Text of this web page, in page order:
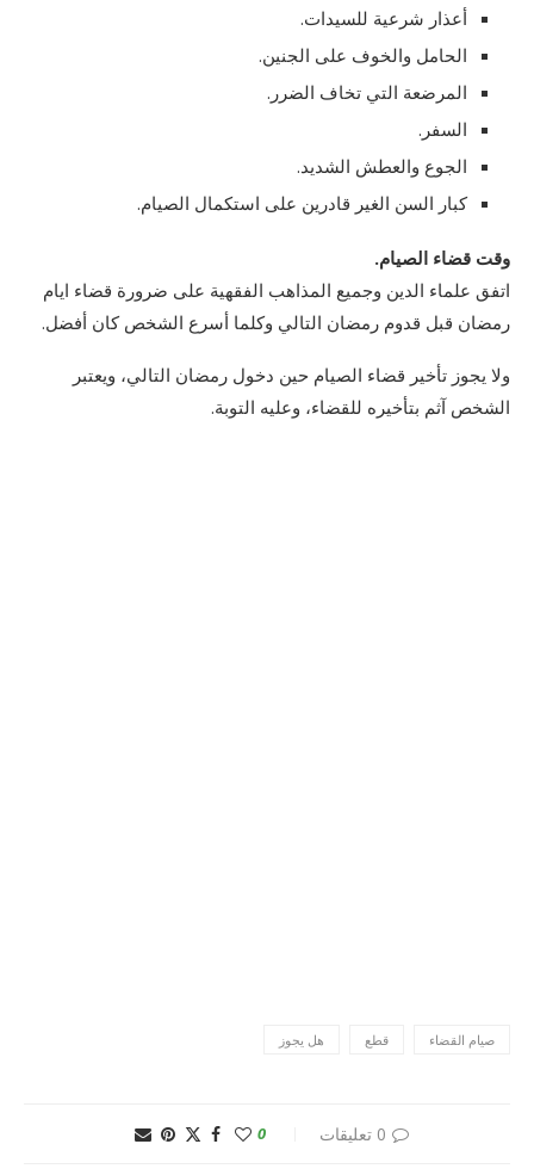
أعذار شرعية للسيدات.
الحامل والخوف على الجنين.
المرضعة التي تخاف الضرر.
السفر.
الجوع والعطش الشديد.
كبار السن الغير قادرين على استكمال الصيام.
وقت قضاء الصيام.
اتفق علماء الدين وجميع المذاهب الفقهية على ضرورة قضاء ايام
رمضان قبل قدوم رمضان التالي وكلما أسرع الشخص كان أفضل.
ولا يجوز تأخير قضاء الصيام حين دخول رمضان التالي، ويعتبر
الشخص آثم بتأخيره للقضاء، وعليه التوبة.
صيام القضاء قطع هل يجوز
0 تعليقات 0